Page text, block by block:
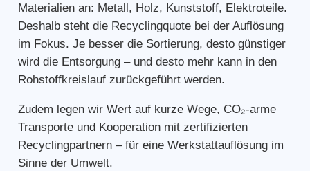
Materialien an: Metall, Holz, Kunststoff, Elektroteile.
Deshalb steht die Recyclingquote bei der Auflösung
im Fokus. Je besser die Sortierung, desto günstiger
wird die Entsorgung – und desto mehr kann in den
Rohstoffkreislauf zurückgeführt werden.
Zudem legen wir Wert auf kurze Wege, CO₂-arme
Transporte und Kooperation mit zertifizierten
Recyclingpartnern – für eine Werkstattauflösung im
Sinne der Umwelt.